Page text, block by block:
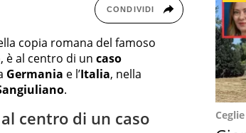
CONDIVIDI
copia romana del famoso
è al centro di un caso
Germania e l’Italia, nella
.
centro di un caso